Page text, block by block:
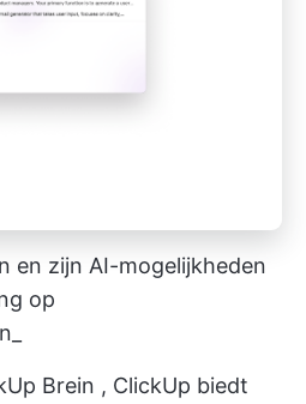
en zijn AI-mogelijkheden
op
Brein , ClickUp biedt